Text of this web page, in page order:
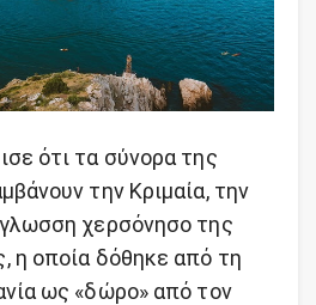
ότι τα σύνορα της
την Κριμαία, την
χερσόνησο της
η οποία δόθηκε από τη
ως «δώρο» από τον